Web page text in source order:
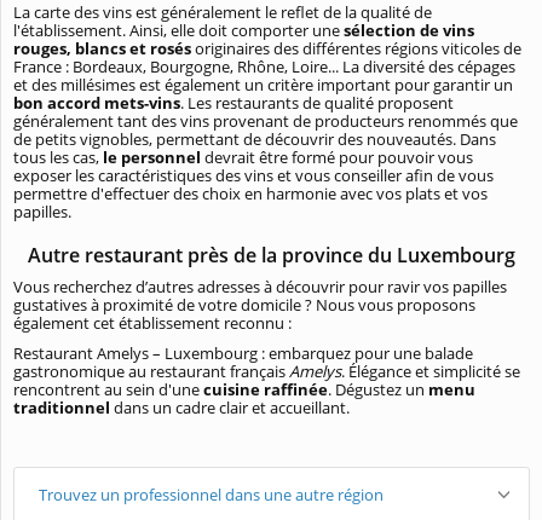
La carte des vins est généralement le reflet de la qualité de
l'établissement. Ainsi, elle doit comporter unesélection de vins
rouges, blancs et rosésoriginaires des différentes régions viticoles de
France : Bordeaux, Bourgogne, Rhône, Loire... La diversité des cépages
et des millésimes est également un critère important pour garantir un
bon accord mets-vins. Les restaurants de qualité proposent
généralement tant des vins provenant de producteurs renommés que
de petits vignobles, permettant de découvrir des nouveautés. Dans
tous les cas, le personnel devrait être formé pour pouvoir vous
exposer les caractéristiques des vins et vous conseiller afin de vous
permettre d'effectuer des choix en harmonie avec vos plats et vos
papilles.
Autre restaurant près de la province du Luxembourg
Vous recherchez d’autres adresses à découvrir pour ravir vos papilles
gustatives à proximité de votre domicile ? Nous vous proposons
également cet établissement reconnu :
Restaurant Amelys – Luxembourg : embarquez pour une balade
gastronomique au restaurant françaisAmelys. Élégance et simplicité se
rencontrent au sein d'unecuisine raffinée. Dégustez un menu
traditionnel dans un cadre clair et accueillant.
Trouvez un professionnel dans une autre région